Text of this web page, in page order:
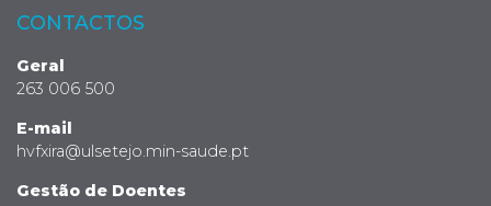
CONTACTOS
Geral
263 006 500
E-mail
hvfxira@ulsetejo.min-saude.pt
Gestão de Doentes